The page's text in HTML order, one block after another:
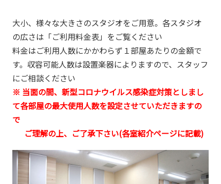
大小、様々な大きさのスタジオをご用意。各スタジオ
の広さは「ご利用料金表」をご覧ください
料金はご利用人数にかかわらず１部屋あたりの金額で
す。収容可能人数は設置楽器によりますので、スタッフ
にご相談ください
※ 当面の間、新型コロナウイルス感染症対策としまし
て各部屋の最大使用人数を設定させていただきますの
で
ご理解の上、ご了承下さい(各室紹介ページに記載)